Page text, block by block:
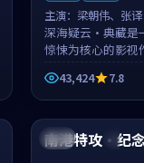
主演： 梁朝伟、张
深海疑云·典藏是
惊悚为核心的影视
围绕危机、反转与
长展开，整体节奏
值得推荐观看。
43,424 7.8
英国 4K
南港特攻·纪